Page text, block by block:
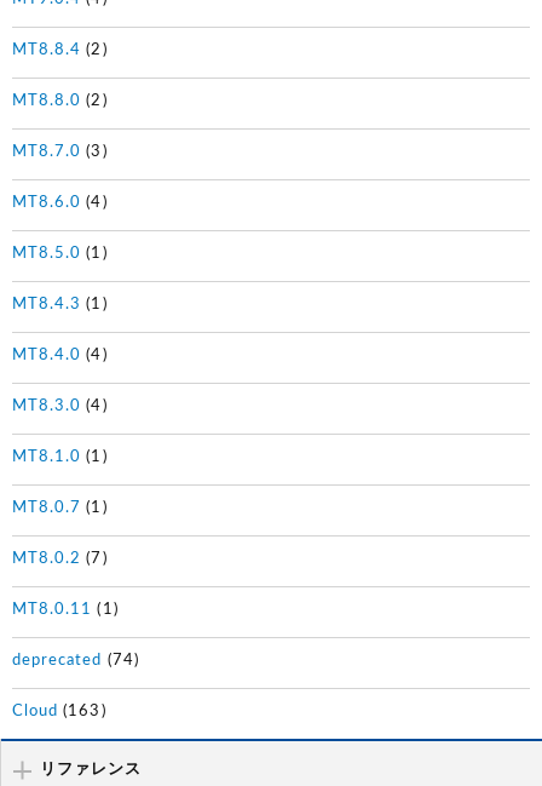
MT8.8.4 (2)
MT8.8.0 (2)
MT8.7.0 (3)
MT8.6.0 (4)
MT8.5.0 (1)
MT8.4.3 (1)
MT8.4.0 (4)
MT8.3.0 (4)
MT8.1.0 (1)
MT8.0.7 (1)
MT8.0.2 (7)
MT8.0.11 (1)
deprecated (74)
Cloud (163)
リファレンス